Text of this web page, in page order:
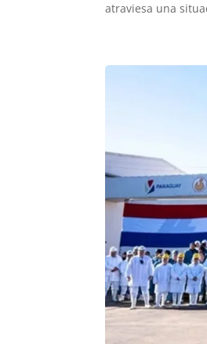
atraviesa una